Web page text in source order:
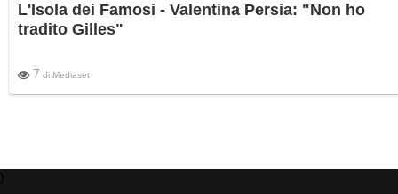
L'Isola dei Famosi - Valentina Persia: "Non ho
tradito Gilles"
7 di Mediaset